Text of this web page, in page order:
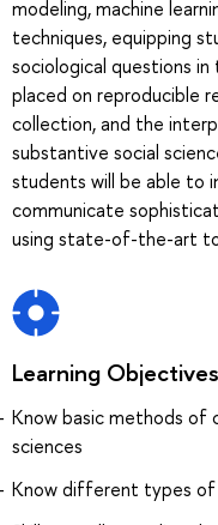
modeling, machine
techniques, equipping
sociological questions
placed on reproducible
collection, and the
substantive social
students will be able to
communicate
using state-of-the-art
Learning Objectives
Know basic methods of
sciences
Know different types of